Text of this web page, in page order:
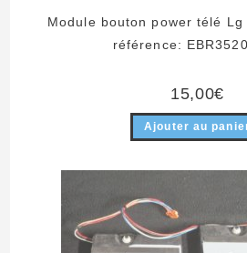
Module bouton power télé Lg
référence:
15,00€
Ajouter au